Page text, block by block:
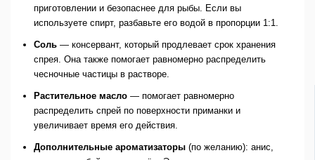
приготовлении и безопаснее для рыбы. Если вы
используете спирт, разбавьте его водой в пропорции 1:1.
Соль— консервант, который продлевает срок хранения
спрея. Она также помогает равномерно распределить
чесночные частицы в растворе.
Растительное масло— помогает равномерно
распределить спрей по поверхности приманки и
увеличивает время его действия.
Дополнительные ароматизаторы(по желанию): анис,